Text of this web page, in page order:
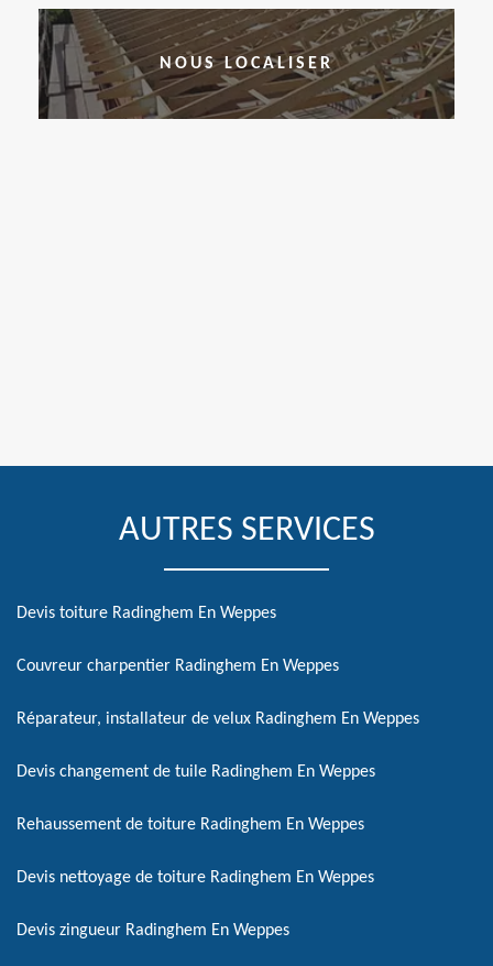
NOUS LOCALISER
AUTRES SERVICES
Devis toiture Radinghem En Weppes
Couvreur charpentier Radinghem En Weppes
Réparateur, installateur de velux Radinghem En Weppes
Devis changement de tuile Radinghem En Weppes
Rehaussement de toiture Radinghem En Weppes
Devis nettoyage de toiture Radinghem En Weppes
Devis zingueur Radinghem En Weppes